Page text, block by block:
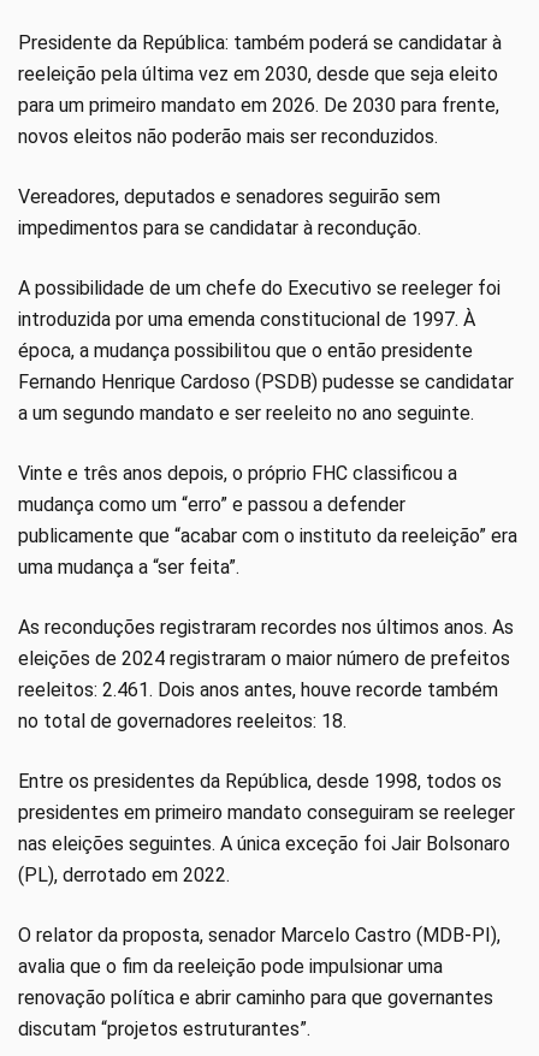
Presidente da República: também poderá se candidatar à
reeleição pela última vez em 2030, desde que seja eleito
para um primeiro mandato em 2026. De 2030 para frente,
novos eleitos não poderão mais ser reconduzidos.
Vereadores, deputados e senadores seguirão sem
impedimentos para se candidatar à recondução.
A possibilidade de um chefe do Executivo se reeleger foi
introduzida por uma emenda constitucional de 1997. À
época, a mudança possibilitou que o então presidente
Fernando Henrique Cardoso (PSDB) pudesse se candidatar
a um segundo mandato e ser reeleito no ano seguinte.
Vinte e três anos depois, o próprio FHC classificou a
mudança como um “erro” e passou a defender
publicamente que “acabar com o instituto da reeleição” era
uma mudança a “ser feita”.
As reconduções registraram recordes nos últimos anos. As
eleições de 2024 registraram o maior número de prefeitos
reeleitos: 2.461. Dois anos antes, houve recorde também
no total de governadores reeleitos: 18.
Entre os presidentes da República, desde 1998, todos os
presidentes em primeiro mandato conseguiram se reeleger
nas eleições seguintes. A única exceção foi Jair Bolsonaro
(PL), derrotado em 2022.
O relator da proposta, senador Marcelo Castro (MDB-PI),
avalia que o fim da reeleição pode impulsionar uma
renovação política e abrir caminho para que governantes
discutam “projetos estruturantes”.